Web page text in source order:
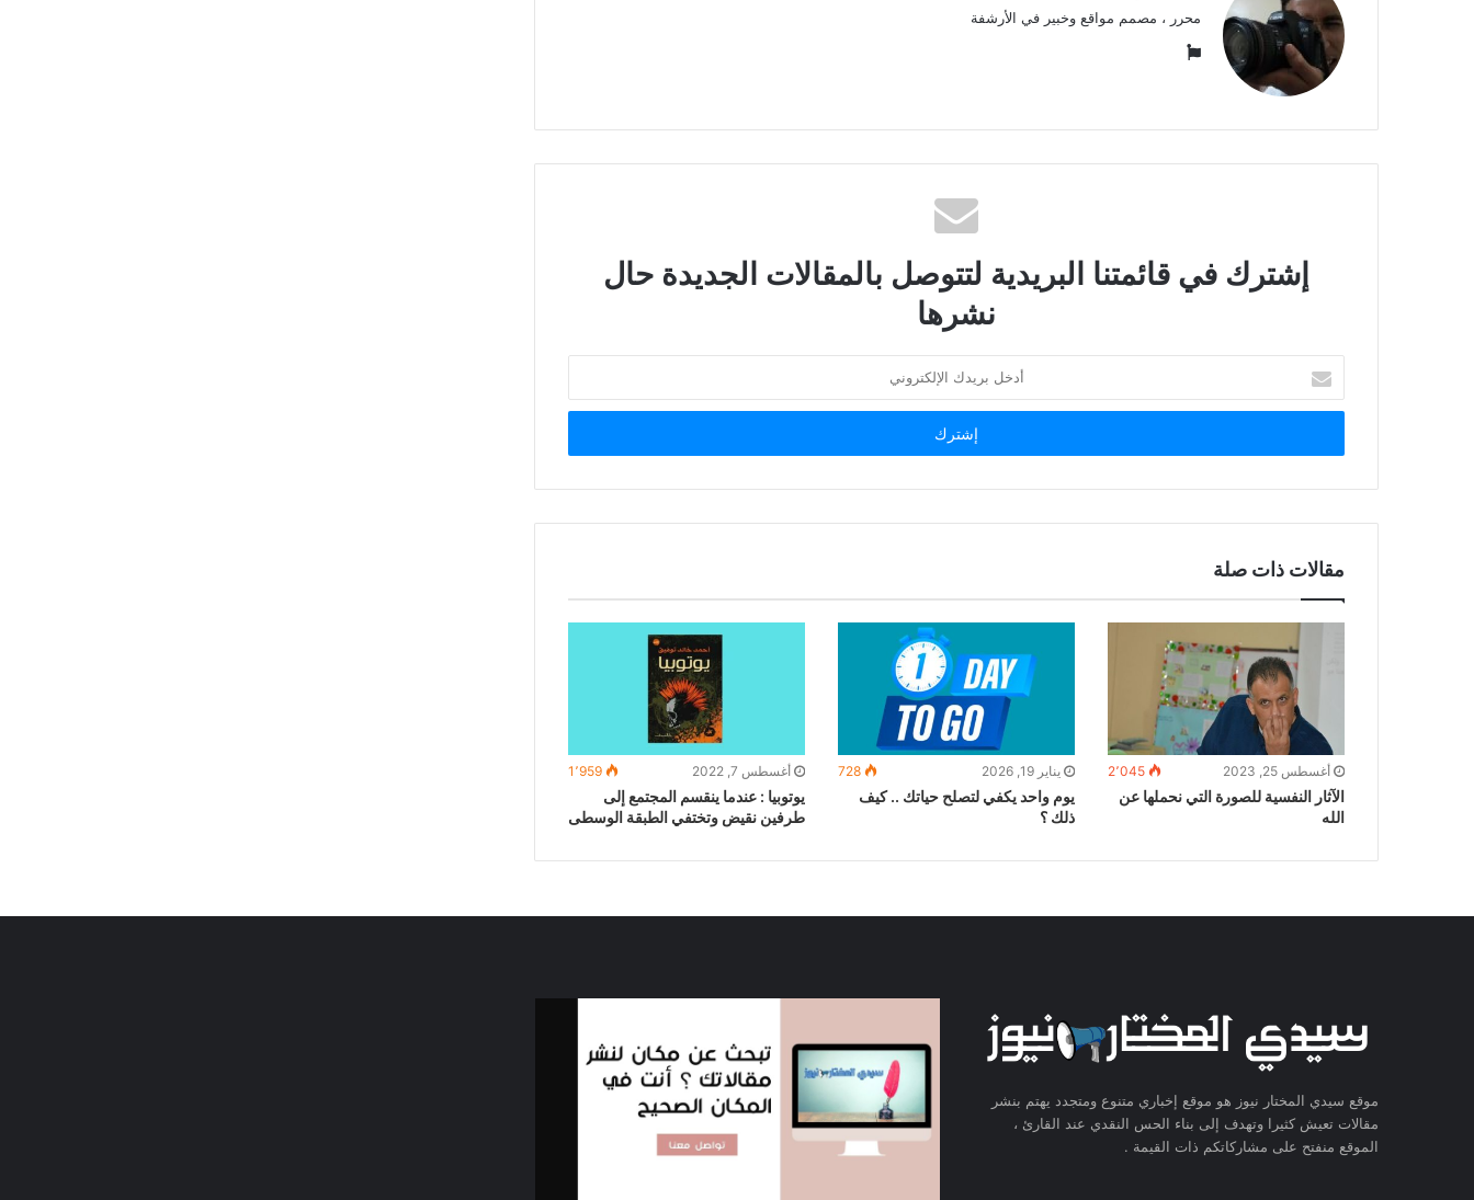
محرر ، مصمم مواقع وخبير في الأرشفة
إشترك في قائمتنا البريدية لتتوصل بالمقالات الجديدة حال
نشرها
بريدك
الإلكتروني
مقالات ذات صلة
أغسطس 25, 2023 2٬045
الآثار النفسية للصورة التي نحملها عن
الله
يناير 19, 2026 728
يوم واحد يكفي لتصلح حياتك .. كيف
ذلك ؟
أغسطس 7, 2022 1٬959
يوتوبيا : عندما ينقسم المجتمع إلى
طرفين نقيض وتختفي الطبقة الوسطى
موقع سيدي المختار نيوز هو موقع إخباري متنوع ومتجدد يهتم بنشر
مقالات تعيش كثيرا وتهدف إلى بناء الحس النقدي عند القارئ ،
الموقع منفتح على مشاركاتكم ذات القيمة .